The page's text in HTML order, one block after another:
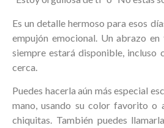
Es un detalle hermoso para esos
empujón emocional. Un abrazo
siempre estará disponible, incluso
cerca.
Puedes hacerla aún más especial
mano, usando su color favorito o
chiquitas. También puedes